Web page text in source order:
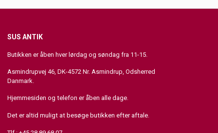
SUS ANTIK
Butikken er åben hver lørdag og søndag fra 11-15.
Asmindrupvej 46, DK-4572 Nr. Asmindrup, Odsherred
Danmark.
Hjemmesiden og telefon er åben alle dage.
Det er altid muligt at besøge butikken efter aftale.